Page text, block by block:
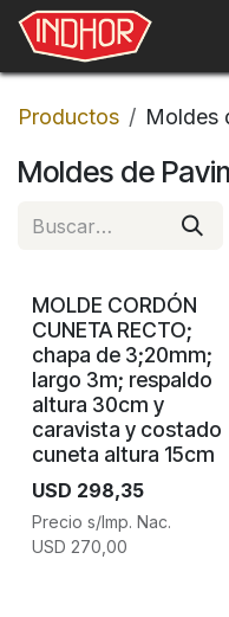
Ir al contenido
Productos Moldes
Moldes de
MOLDE CORDÓN
CUNETA RECTO;
chapa de 3;20mm;
largo 3m; respaldo
altura 30cm y
caravista y costado
cuneta altura 15cm
USD 298,35
Precio s/Imp. Nac.
USD 270,00